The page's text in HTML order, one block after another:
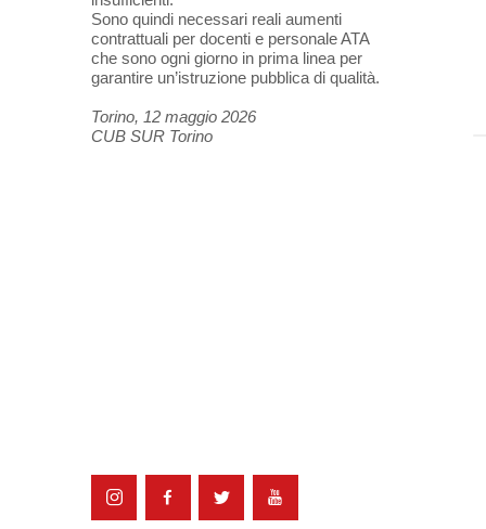
Sono quindi necessari reali aumenti
contrattuali per docenti e personale ATA
che sono ogni giorno in prima linea per
garantire un’istruzione pubblica di qualità.
Torino, 12 maggio 2026
CUB SUR Torino